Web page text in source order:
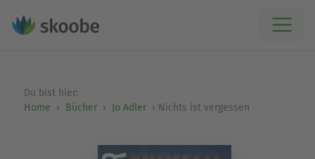
Du bist hier:
Home
Bücher Jo Adler Nichts ist vergessen